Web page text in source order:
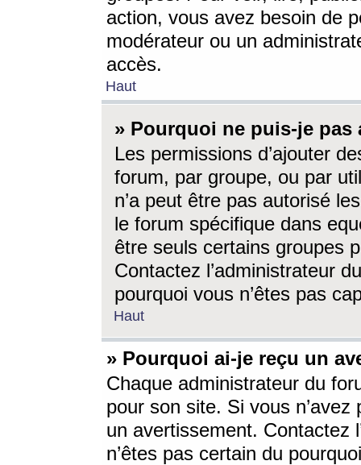
action, vous avez besoin de
modérateur ou un
accès.
Haut
» Pourquoi ne puis-je
Les permissions d’ajouter
forum, par groupe, ou par
n’a peut être pas autorisé
le forum spécifique dans
être seuls certains groupes
Contactez l’administrateur
pourquoi vous n’êtes pas
Haut
» Pourquoi ai-je reçu un
Chaque administrateur du
pour son site. Si vous
un avertissement. Contactez
n’êtes pas certain du